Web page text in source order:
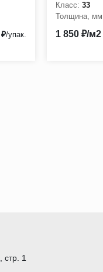
/упак.
Класс: 33
Толщина,
1 850 ₽/м2
стр. 1